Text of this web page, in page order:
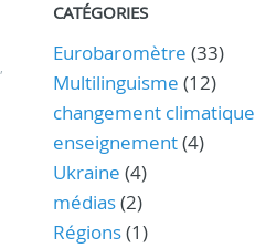
,
CATÉGORIES
Eurobaromètre (33)
Multilinguisme (12)
changement climatique
enseignement(4)
Ukraine (4)
médias(2)
Régions(1)